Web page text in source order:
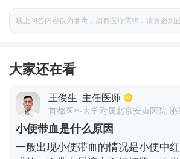
线上问答内容仅为参考，如有医疗需求，请务必到
大家还在看
王俊生 主任医师
首都医科大学附属北京安贞医院 泌
小便带血是什么原因
一般出现小便带血的情况是小便中